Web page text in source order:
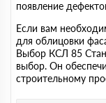
появление
Если вам
для облицовки
Выбор КСЛ 85
выбор. Он
строительному